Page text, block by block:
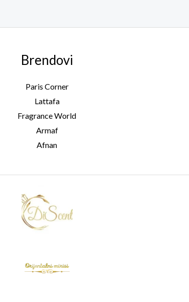
Brendovi
Paris Corner
Lattafa
Fragrance World
Armaf
Afnan